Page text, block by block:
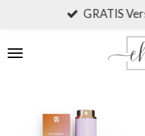
springen
GRATIS